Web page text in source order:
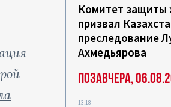
Комитет защиты
призвал
преследование
Ахмедьярова
Позавчера,
13:18